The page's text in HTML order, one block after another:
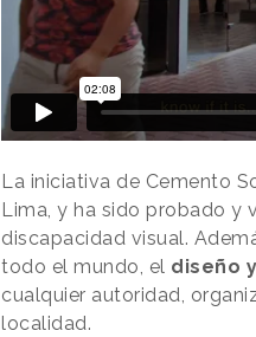
La iniciativa de Cemento
Lima, y ha sido probado y
discapacidad visual.
todo el mundo, el diseño
cualquier autoridad,
localidad.